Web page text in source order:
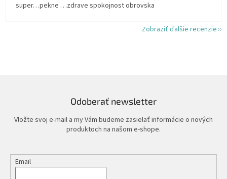
super…pekne …zdrave spokojnost obrovska
Zobraziť ďalšie recenzie
Odoberať newsletter
Vložte svoj e-mail a my Vám budeme zasielať informácie o nových
produktoch na našom e-shope.
Email